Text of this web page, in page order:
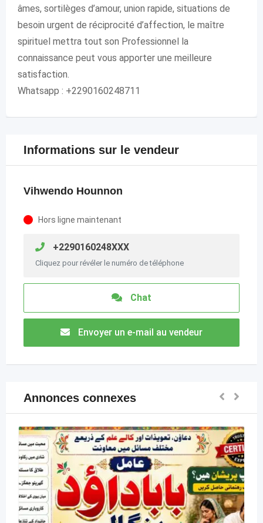
âmes, sortilèges d’amour, union rapide, situations de
besoin urgent de réciprocité d’affection, le maître
spirituel mettra tout son Professionnel la
connaissance peut vous apporter une meilleure
satisfaction.
Whatsapp : +2290160248711
Informations sur le vendeur
Vihwendo Hounnon
Hors ligne maintenant
+2290160248XXX
Cliquez pour révéler le numéro de téléphone
Chat
Envoyer un e-mail au vendeur
Annonces connexes